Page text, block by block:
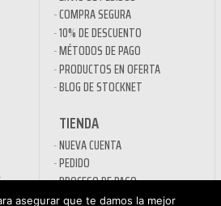
COMPRA SEGURA
10% DE DESCUENTO
MÉTODOS DE PAGO
PRODUCTOS EN OFERTA
BLOG DE STOCKNET
TIENDA
NUEVA CUENTA
PEDIDO
PROCESO DE PAGO
MI CUENTA
asegurar que te damos la mejor